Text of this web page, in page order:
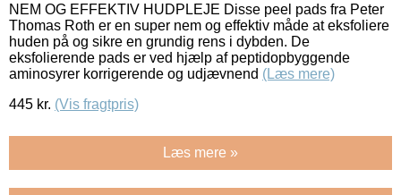
NEM OG EFFEKTIV HUDPLEJE Disse peel pads fra Peter
Thomas Roth er en super nem og effektiv måde at eksfoliere
huden på og sikre en grundig rens i dybden. De
eksfolierende pads er ved hjælp af peptidopbyggende
aminosyrer korrigerende og udjævnend (Læs mere)
445 kr. (Vis fragtpris)
Læs mere »